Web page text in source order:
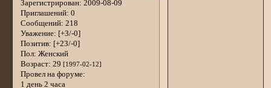
Зарегистрирован: 2009-08-09
Приглашений: 0
Сообщений: 218
Уважение: [+3/-0]
Позитив: [+23/-0]
Пол: Женский
Возраст: 29 [1997-02-12]
Провел на форуме:
1 день 2 часа